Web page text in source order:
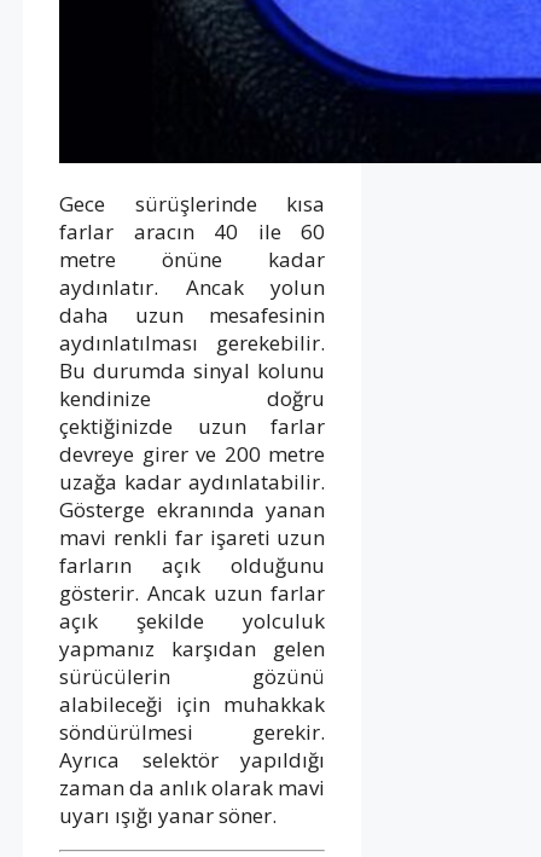
Gece sürüşlerinde kısa
farlar aracın 40 ile 60
metre önüne kadar
aydınlatır. Ancak yolun
daha uzun mesafesinin
aydınlatılması gerekebilir.
Bu durumda sinyal kolunu
kendinize doğru
çektiğinizde uzun farlar
devreye girer ve 200 metre
uzağa kadar aydınlatabilir.
Gösterge ekranında yanan
mavi renkli far işareti uzun
farların açık olduğunu
gösterir. Ancak uzun farlar
açık şekilde yolculuk
yapmanız karşıdan gelen
sürücülerin gözünü
alabileceği için muhakkak
söndürülmesi gerekir.
Ayrıca selektör yapıldığı
zaman da anlık olarak mavi
uyarı ışığı yanar söner.